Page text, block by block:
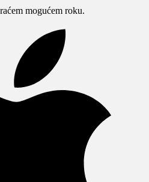
mogućem roku.